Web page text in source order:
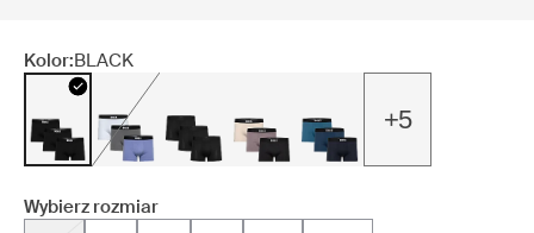
Kolor:BLACK
+5
Wybierz rozmiar